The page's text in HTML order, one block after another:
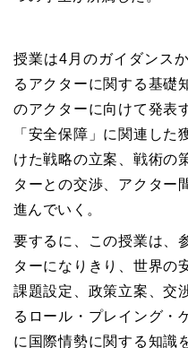
授業は4 月のガイダンス
るアクターに関する基礎
のアクターに向けて発表
「安全保障」に関連した
けた戦略の立案、戦術の
ターとの交渉、アクター
進んでいく。
要するに、この授業は、
ターになりきり、世界の
課題設定、政策立案、交
るロール・プレイング・
に国際情勢に関する知識